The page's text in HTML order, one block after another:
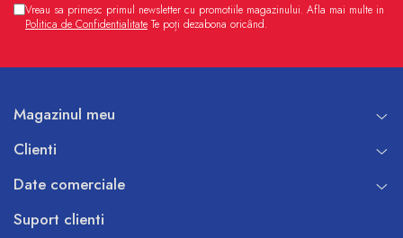
Vreau sa primesc primul newsletter cu promotiile magazinului. Afla mai multe in
Politica de Confidentialitate Te poți dezabona oricând.
Magazinul meu
Clienti
Date comerciale
Suport clienti